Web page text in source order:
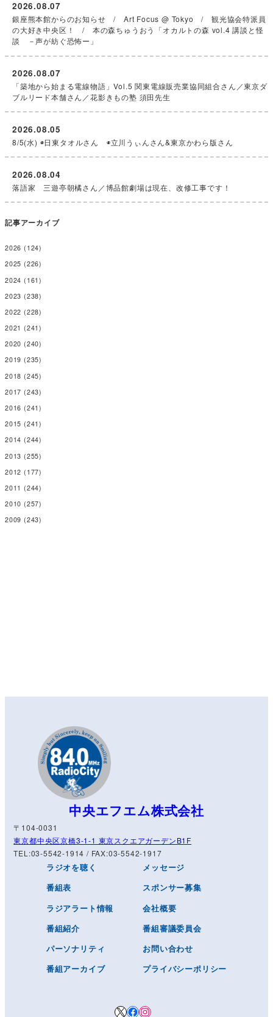
銀座熊本館からのお知らせ / Art Focus @ Tokyo / 観光協会特派員
の大好き中央区！ / 本の森ちゅうおう「オカルトの森 vol.4 講談と怪
談 －声が紡ぐ恐怖ー」
2026.08.07
「築地から始まる電線物語」Vol.5 関東電線販売業協同組合さん／東京ダ
ブルリード本舗さん／花影きもの塾 須田先生
2026.08.07
8/5(水) ◉日東タオルさん ◉立川うぃんさん&東京かわら版さん
2026.08.05
落語家 三遊亭朝橘さん／博品館劇場は現在、改修工事です！
2026.08.04
記事アーカイブ
2026 (124)
2025 (226)
2024 (161)
2023 (238)
2022 (228)
2021 (241)
2020 (240)
2019 (235)
2018 (245)
2017 (243)
2016 (241)
2015 (241)
2014 (244)
2013 (255)
2012 (177)
2011 (244)
2010 (257)
2009 (243)
中央エフエム株式会社
〒104-0031
東京都中央区京橋3-1-1 東京スクエアガーデンB1F
TEL:03-5542-1914 / FAX:03-5542-1917
ラジオを聴く
番組表
ラジアラート情報
番組紹介
パーソナリティ
番組アーカイブ
メッセージ
スポンサー募集
会社概要
番組審議委員会
お問い合わせ
プライバシーポリシー
XFacebook
Instagram